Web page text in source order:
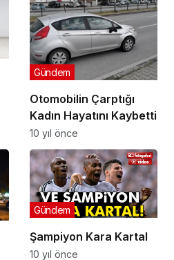
Otomobilin Çarptığı
Kadın Hayatını Kaybetti
Gündem
10 yıl önce
Şampiyon Kara Kartal
Gündem
10 yıl önce